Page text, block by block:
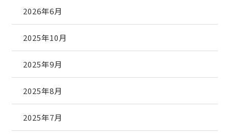
2026年6月
2025年10月
2025年9月
2025年8月
2025年7月